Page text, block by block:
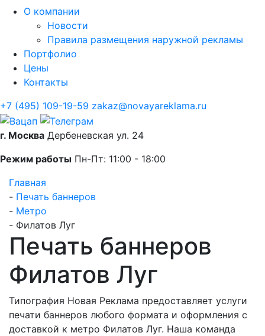
О компании
Новости
Правила размещения наружной рекламы
Портфолио
Цены
Контакты
+7 (495) 109-19-59 zakaz@novayareklama.ru
г. Москва Дербеневская ул. 24
Режим работы Пн-Пт: 11:00 - 18:00
Главная
- Печать баннеров
- Метро
- Филатов Луг
Печать баннеров
Филатов Луг
Типография Новая Реклама предоставляет услуги
печати баннеров любого формата и оформления с
доставкой к метро Филатов Луг. Наша команда